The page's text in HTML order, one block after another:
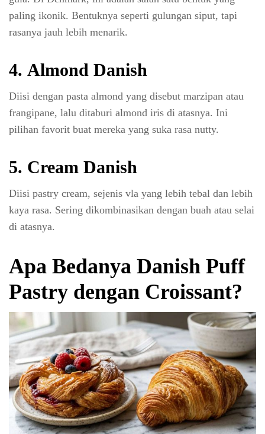
paling ikonik. Bentuknya seperti gulungan siput, tapi
rasanya jauh lebih menarik.
4. Almond Danish
Diisi dengan pasta almond yang disebut marzipan atau
frangipane, lalu ditaburi almond iris di atasnya. Ini
pilihan favorit buat mereka yang suka rasa nutty.
5. Cream Danish
Diisi pastry cream, sejenis vla yang lebih tebal dan lebih
kaya rasa. Sering dikombinasikan dengan buah atau selai
di atasnya.
Apa Bedanya Danish Puff
Pastry dengan Croissant?